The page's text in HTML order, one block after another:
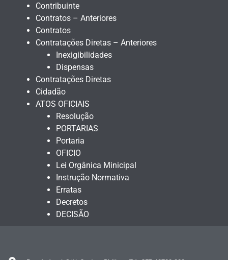
Contribuinte
Contratos – Anteriores
Contratos
Contratações Diretas – Anteriores
Inexigibilidades
Dispensas
Contratações Diretas
Cidadão
ATOS OFICIAIS
Resolução
PORTARIAS
Portaria
OFICIO
Lei Orgânica Minicipal
Instrução Normativa
Erratas
Decretos
DECISÃO